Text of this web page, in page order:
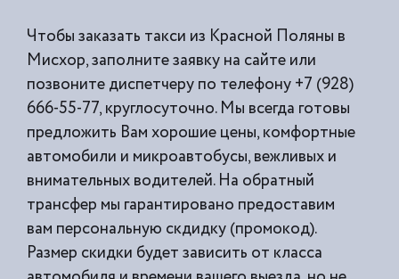
Чтобы заказать такси из Красной Поляны в
Мисхор, заполните заявку на сайте или
позвоните диспетчеру по телефону +7 (928)
666-55-77, круглосуточно. Мы всегда готовы
предложить Вам хорошие цены, комфортные
автомобили и микроавтобусы, вежливых и
внимательных водителей. На обратный
трансфер мы гарантировано предоставим
вам персональную скдидку (промокод).
Размер скидки будет зависить от класса